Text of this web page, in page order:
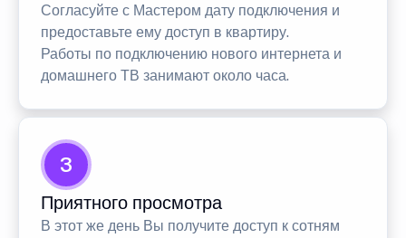
Согласуйте с Мастером дату подключения и
предоставьте ему доступ в квартиру.
Работы по подключению нового интернета и
домашнего ТВ занимают около часа.
3
Приятного просмотра
В этот же день Вы получите доступ к сотням